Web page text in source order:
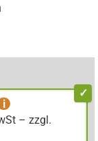
i
– zzgl.